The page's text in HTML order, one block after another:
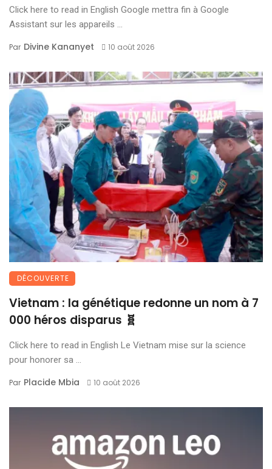
Click here to read in English Google mettra fin à Google
Assistant sur les appareils ...
Par Divine Kananyet 10 août 2026
DÉCOUVERTE
Vietnam : la génétique redonne un nom à 7
000 héros disparus 🧬
Click here to read in English Le Vietnam mise sur la science
pour honorer sa ...
Par Placide Mbia 10 août 2026